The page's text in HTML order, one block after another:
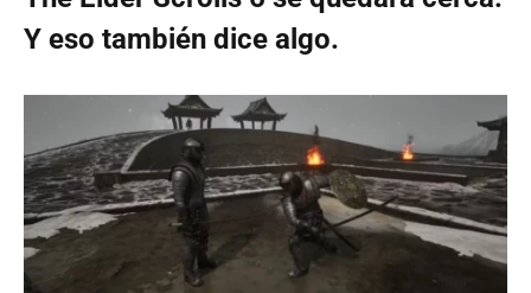
Y eso también dice algo.